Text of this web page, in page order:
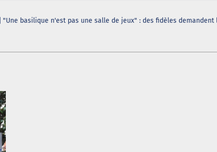
"Une basilique n'est pas une salle de jeux" : des fidèles demandent